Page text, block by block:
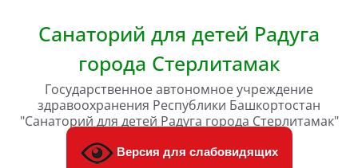
содержимомуСанаторий для детей Радуга
города Стерлитамак
Государственное автономное учреждение
здравоохранения Республики Башкортостан
"Санаторий для детей Радуга города Стерлитамак"
Версия для слабовидящих